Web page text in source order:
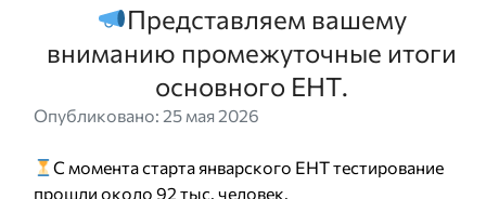
Представляем вашему
вниманию промежуточные итоги
основного ЕНТ.
Опубликовано: 25 мая 2026
С момента старта январского ЕНТ тестирование
прошли около 92 тыс. человек.